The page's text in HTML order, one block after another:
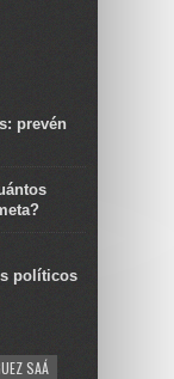
prevén
políticos
SAÁ